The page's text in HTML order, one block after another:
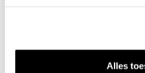
Alles
Alle wijnen direct
Gratis